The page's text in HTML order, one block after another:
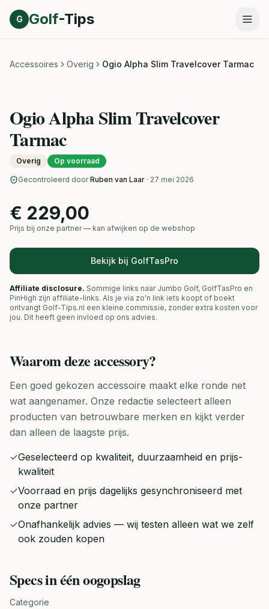
Direct naar inhoud
G Golf-Tips
Accessoires Overig Ogio Alpha Slim Travelcover Tarmac
Ogio Alpha Slim Travelcover
Tarmac
Overig Op voorraad
Gecontroleerd door Ruben van Laar · 27 mei 2026
€ 229,00
Prijs bij onze partner — kan afwijken op de webshop
Bekijk bij GolfTasPro
Affiliate disclosure. Sommige links naar Jumbo Golf, GolfTasPro en
PinHigh zijn affiliate-links. Als je via zo'n link iets koopt of boekt
ontvangt Golf-Tips.nl een kleine commissie, zonder extra kosten voor
jou. Dit heeft geen invloed op ons advies.
Waarom dezeaccessory?
Een goed gekozen accessoire maakt elke ronde net
wat aangenamer. Onze redactie selecteert alleen
producten van betrouwbare merken en kijkt verder
dan alleen de laagste prijs.
✓Geselecteerd op kwaliteit, duurzaamheid en prijs-
kwaliteit
✓Voorraad en prijs dagelijks gesynchroniseerd met
onze partner
✓Onafhankelijk advies — wij testen alleen wat we zelf
ook zouden kopen
Specs in één oogopslag
Categorie